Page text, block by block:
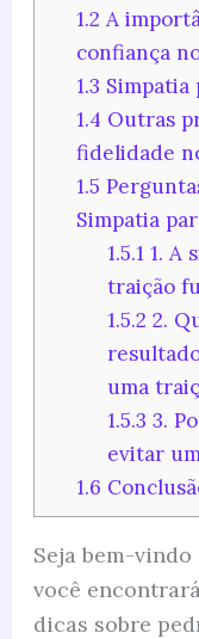
1.2 A
confiança
1.3 Simpatia
1.4 Outras
fidelidade
1.5
Simpatia
1.5.1 1. A
traição
1.5.2 2.
uma
1.5.3 3.
evitar
1.6
Seja bem-
você
dicas sobre